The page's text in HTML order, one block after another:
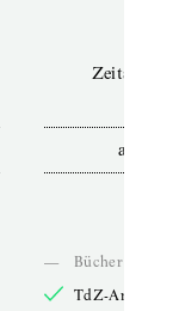
ab
—
Bücher online
TdZ-Artikel